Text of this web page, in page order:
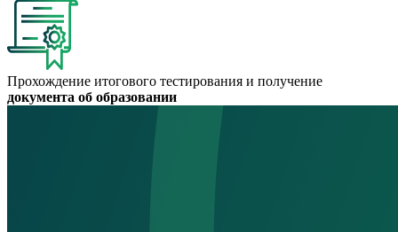
Прохождение итогового тестирования и получение
документа об образовании